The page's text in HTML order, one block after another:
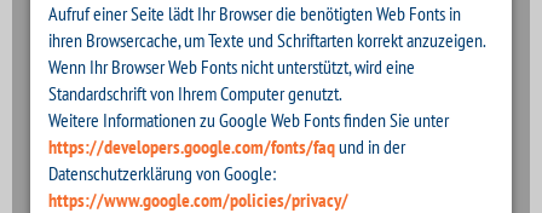
Aufruf einer Seite lädt Ihr Browser die benötigten Web Fonts in
ihren Browsercache, um Texte und Schriftarten korrekt anzuzeigen.
Wenn Ihr Browser Web Fonts nicht unterstützt, wird eine
Standardschrift von Ihrem Computer genutzt.
Weitere Informationen zu Google Web Fonts finden Sie unter
https://developers.google.com/fonts/faqund in der
Datenschutzerklärung von Google:
https://www.google.com/policies/privacy/